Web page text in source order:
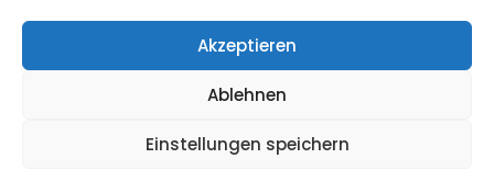
Akzeptieren
Ablehnen
Einstellungen speichern
CITYLIFE! BEI FACEBOOK